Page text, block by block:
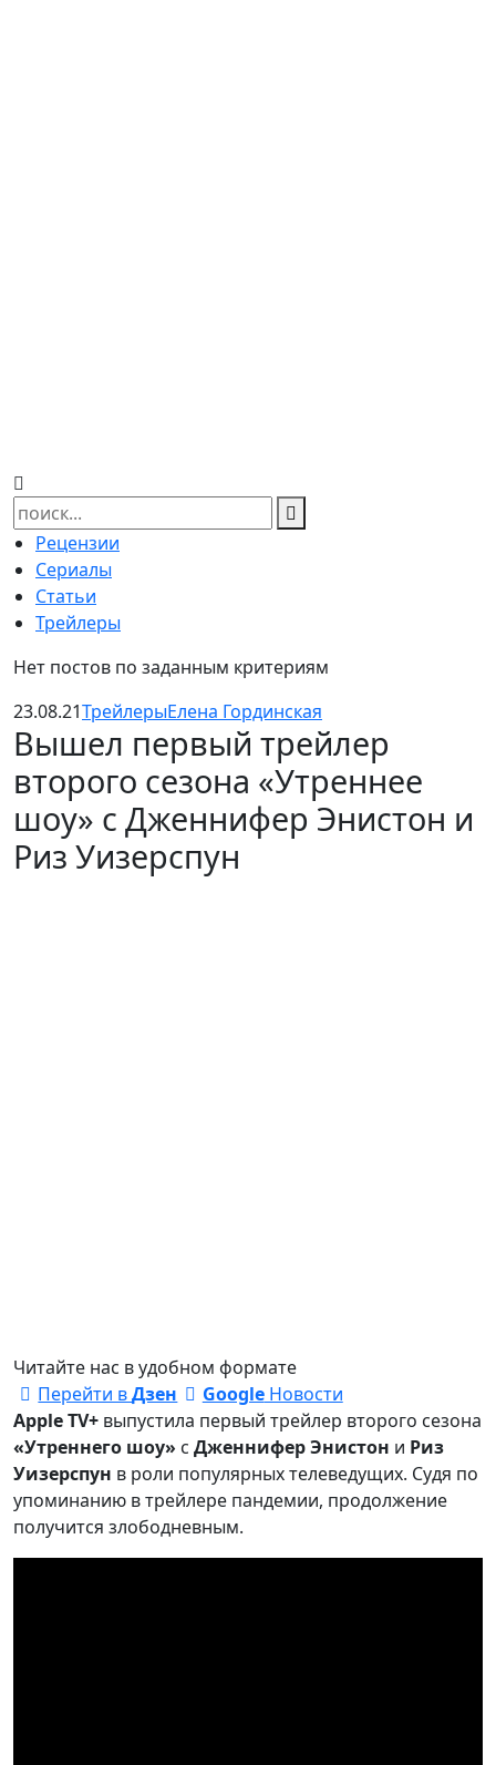
Найти:
Рецензии
Сериалы
Статьи
Трейлеры
Нет постов по заданным критериям
23.08.21ТрейлерыЕлена Гординская
Вышел первый трейлер
второго сезона «Утреннее
шоу» с Дженнифер Энистон и
Риз Уизерспун
Читайте нас в удобном формате
Перейти вДзен GoogleНовости
Apple TV+ выпустила первый трейлер второго сезона
«Утреннего шоу» с Дженнифер Энистон и Риз
Уизерспун в роли популярных телеведущих. Судя по
упоминанию в трейлере пандемии, продолжение
получится злободневным.